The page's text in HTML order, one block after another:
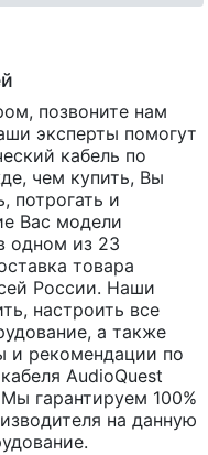
позвоните нам
эксперты помогут
кабель по
чем купить, Вы
потрогать и
Вас модели
одном из 23
товара
России. Наши
настроить все
а также
и рекомендации по
AudioQuest
Мы гарантируем 100%
на данную